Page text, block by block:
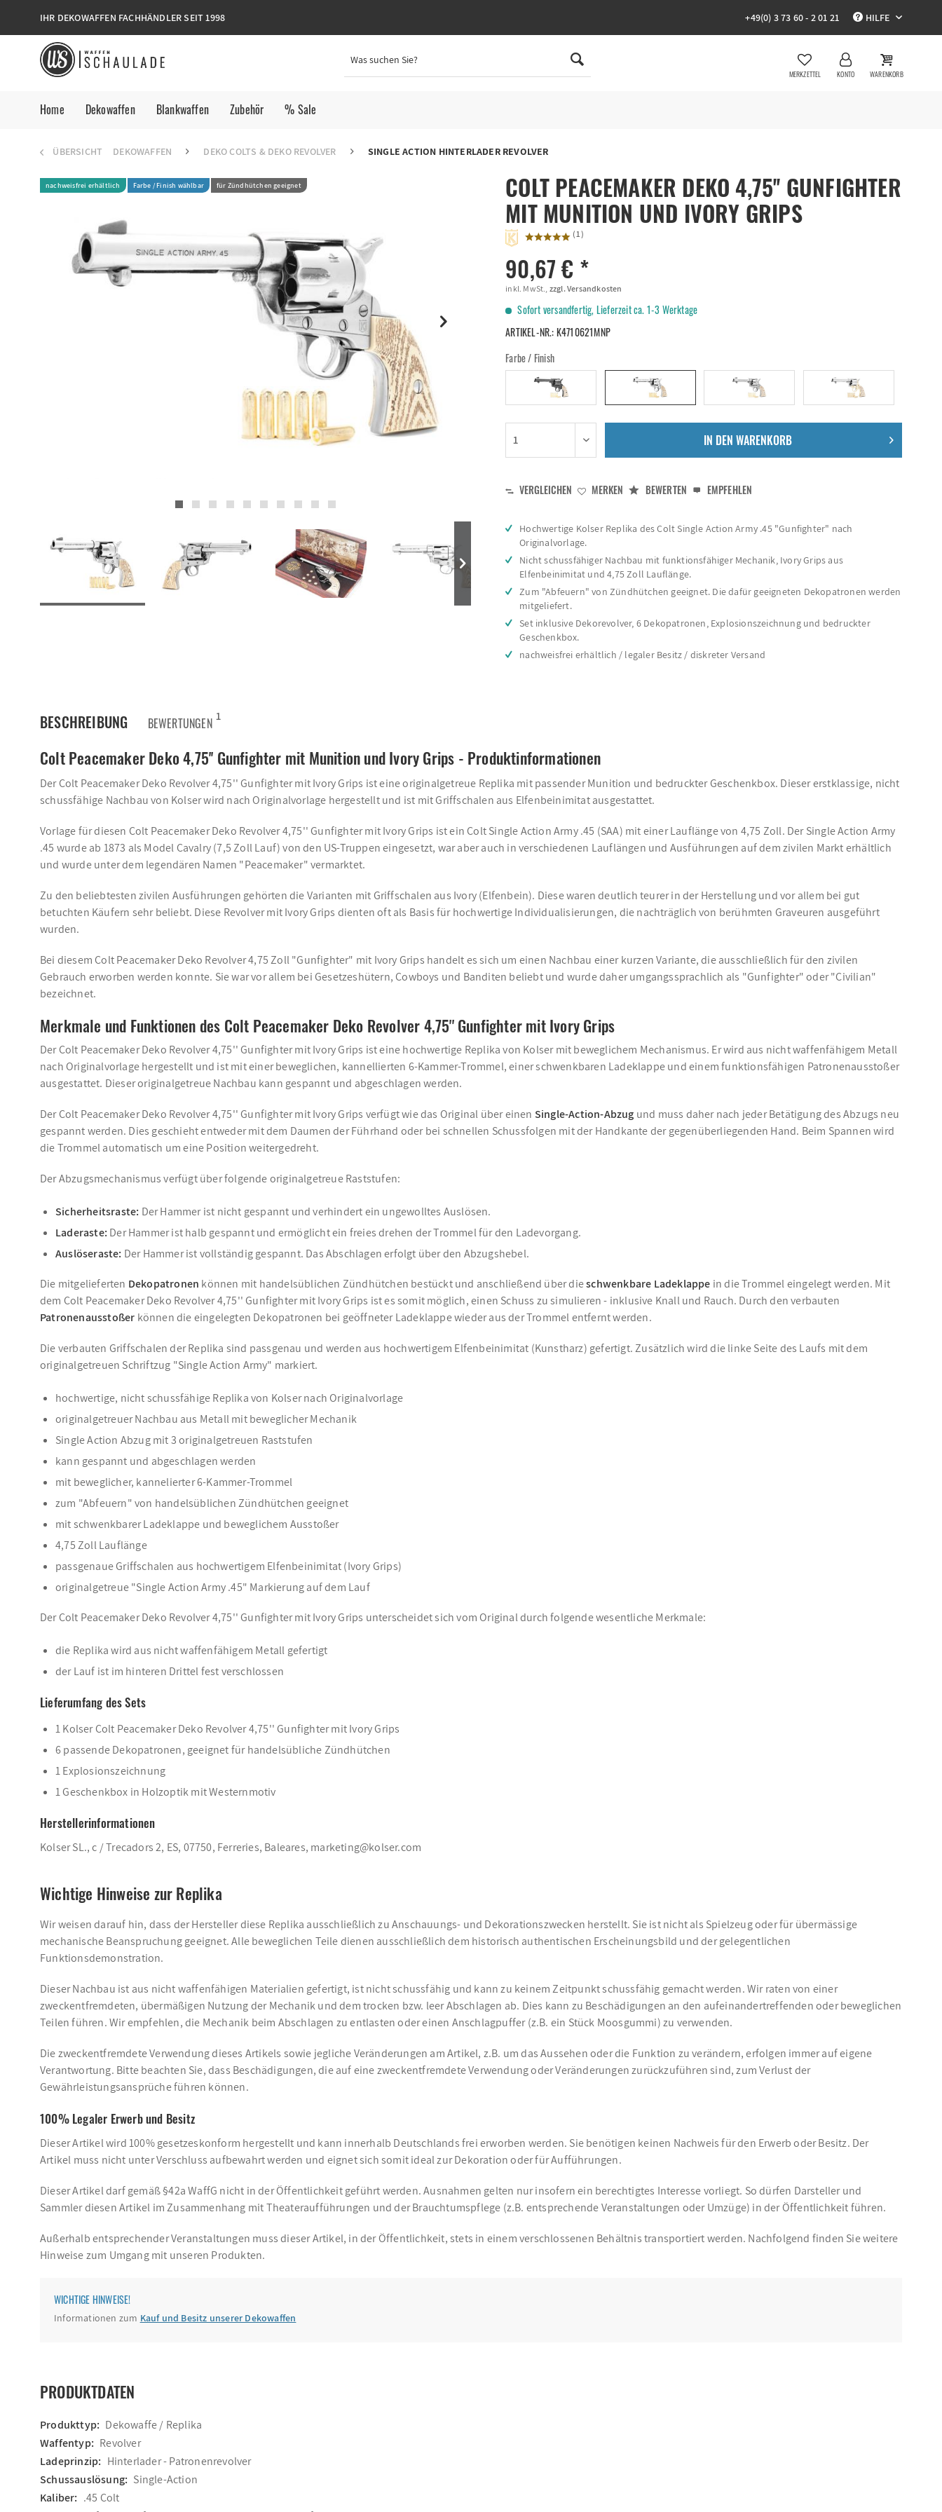
IHR DEKOWAFFEN FACHHÄNDLER SEIT 1998 +49(0) 3 73 60 - 2 01 21 HILFE
MERKZETTEL KONTO WARENKORB
Home Dekowaffen Blankwaffen Zubehör % Sale
ÜBERSICHT DEKOWAFFEN DEKO COLTS & DEKO REVOLVER SINGLE ACTION HINTERLADER REVOLVER
COLT PEACEMAKER DEKO 4,75'' GUNFIGHTER
MIT MUNITION UND IVORY GRIPS
(1)
nachweisfrei erhältlich Farbe / Finish wählbar für Zündhütchen geeignet
90,67 € *
inkl. MwSt., zzgl. Versandkosten
Sofort versandfertig, Lieferzeit ca. 1-3 Werktage
ARTIKEL-NR.:K4710621MNP
Farbe / Finish
IN DEN WARENKORB
VERGLEICHEN MERKEN BEWERTEN EMPFEHLEN
Hochwertige Kolser Replika des Colt Single Action Army .45 "Gunfighter" nach
Originalvorlage.
Nicht schussfähiger Nachbau mit funktionsfähiger Mechanik, Ivory Grips aus
Elfenbeinimitat und 4,75 Zoll Lauflänge.
Zum "Abfeuern" von Zündhütchen geeignet. Die dafür geeigneten Dekopatronen werden
mitgeliefert.
Set inklusive Dekorevolver, 6 Dekopatronen, Explosionszeichnung und bedruckter
Geschenkbox.
nachweisfrei erhältlich / legaler Besitz / diskreter Versand
BESCHREIBUNG BEWERTUNGEN 1
Colt Peacemaker Deko 4,75'' Gunfighter mit Munition und Ivory Grips - Produktinformationen
Der Colt Peacemaker Deko Revolver 4,75'' Gunfighter mit Ivory Grips ist eine originalgetreue Replika mit passender Munition und bedruckter Geschenkbox. Dieser erstklassige, nicht
schussfähige Nachbau von Kolser wird nach Originalvorlage hergestellt und ist mit Griffschalen aus Elfenbeinimitat ausgestattet.
Vorlage für diesen Colt Peacemaker Deko Revolver 4,75'' Gunfighter mit Ivory Grips ist ein Colt Single Action Army .45 (SAA) mit einer Lauflänge von 4,75 Zoll. Der Single Action Army
.45 wurde ab 1873 als Model Cavalry (7,5 Zoll Lauf) von den US-Truppen eingesetzt, war aber auch in verschiedenen Lauflängen und Ausführungen auf dem zivilen Markt erhältlich
und wurde unter dem legendären Namen "Peacemaker" vermarktet.
Zu den beliebtesten zivilen Ausführungen gehörten die Varianten mit Griffschalen aus Ivory (Elfenbein). Diese waren deutlich teurer in der Herstellung und vor allem bei gut
betuchten Käufern sehr beliebt. Diese Revolver mit Ivory Grips dienten oft als Basis für hochwertige Individualisierungen, die nachträglich von berühmten Graveuren ausgeführt
wurden.
Bei diesem Colt Peacemaker Deko Revolver 4,75 Zoll "Gunfighter" mit Ivory Grips handelt es sich um einen Nachbau einer kurzen Variante, die ausschließlich für den zivilen
Gebrauch erworben werden konnte. Sie war vor allem bei Gesetzeshütern, Cowboys und Banditen beliebt und wurde daher umgangssprachlich als "Gunfighter" oder "Civilian"
bezeichnet.
Merkmale und Funktionen des Colt Peacemaker Deko Revolver 4,75'' Gunfighter mit Ivory Grips
Der Colt Peacemaker Deko Revolver 4,75'' Gunfighter mit Ivory Grips ist eine hochwertige Replika von Kolser mit beweglichem Mechanismus. Er wird aus nicht waffenfähigem Metall
nach Originalvorlage hergestellt und ist mit einer beweglichen, kannellierten 6-Kammer-Trommel, einer schwenkbaren Ladeklappe und einem funktionsfähigen Patronenausstoßer
ausgestattet. Dieser originalgetreue Nachbau kann gespannt und abgeschlagen werden.
Der Colt Peacemaker Deko Revolver 4,75'' Gunfighter mit Ivory Grips verfügt wie das Original über einen Single-Action-Abzug und muss daher nach jeder Betätigung des Abzugs neu
gespannt werden. Dies geschieht entweder mit dem Daumen der Führhand oder bei schnellen Schussfolgen mit der Handkante der gegenüberliegenden Hand. Beim Spannen wird
die Trommel automatisch um eine Position weitergedreht.
Der Abzugsmechanismus verfügt über folgende originalgetreue Raststufen:
Sicherheitsraste: Der Hammer ist nicht gespannt und verhindert ein ungewolltes Auslösen.
Laderaste: Der Hammer ist halb gespannt und ermöglicht ein freies drehen der Trommel für den Ladevorgang.
Auslöseraste: Der Hammer ist vollständig gespannt. Das Abschlagen erfolgt über den Abzugshebel.
Die mitgelieferten Dekopatronen können mit handelsüblichen Zündhütchen bestückt und anschließend über dieschwenkbare Ladeklappe in die Trommel eingelegt werden. Mit
dem Colt Peacemaker Deko Revolver 4,75'' Gunfighter mit Ivory Grips ist es somit möglich, einen Schuss zu simulieren - inklusive Knall und Rauch. Durch den verbauten
Patronenausstoßer können die eingelegten Dekopatronen bei geöffneter Ladeklappe wieder aus der Trommel entfernt werden.
Die verbauten Griffschalen der Replika sind passgenau und werden aus hochwertigem Elfenbeinimitat (Kunstharz) gefertigt. Zusätzlich wird die linke Seite des Laufs mit dem
originalgetreuen Schriftzug "Single Action Army" markiert.
hochwertige, nicht schussfähige Replika von Kolser nach Originalvorlage
originalgetreuer Nachbau aus Metall mit beweglicher Mechanik
Single Action Abzug mit 3 originalgetreuen Raststufen
kann gespannt und abgeschlagen werden
mit beweglicher, kannelierter 6-Kammer-Trommel
zum "Abfeuern" von handelsüblichen Zündhütchen geeignet
mit schwenkbarer Ladeklappe und beweglichem Ausstoßer
4,75 Zoll Lauflänge
passgenaue Griffschalen aus hochwertigem Elfenbeinimitat (Ivory Grips)
originalgetreue "Single Action Army .45" Markierung auf dem Lauf
Der Colt Peacemaker Deko Revolver 4,75'' Gunfighter mit Ivory Grips unterscheidet sich vom Original durch folgende wesentliche Merkmale:
die Replika wird aus nicht waffenfähigem Metall gefertigt
der Lauf ist im hinteren Drittel fest verschlossen
Lieferumfang des Sets
1 Kolser Colt Peacemaker Deko Revolver 4,75'' Gunfighter mit Ivory Grips
6 passende Dekopatronen, geeignet für handelsübliche Zündhütchen
1 Explosionszeichnung
1 Geschenkbox in Holzoptik mit Westernmotiv
Herstellerinformationen
Kolser SL., c / Trecadors 2, ES, 07750, Ferreries, Baleares, marketing@kolser.com
Wichtige Hinweise zur Replika
Wir weisen darauf hin, dass der Hersteller diese Replika ausschließlich zu Anschauungs- und Dekorationszwecken herstellt. Sie ist nicht als Spielzeug oder für übermässige
mechanische Beanspruchung geeignet. Alle beweglichen Teile dienen ausschließlich dem historisch authentischen Erscheinungsbild und der gelegentlichen
Funktionsdemonstration.
Dieser Nachbau ist aus nicht waffenfähigen Materialien gefertigt, ist nicht schussfähig und kann zu keinem Zeitpunkt schussfähig gemacht werden. Wir raten von einer
zweckentfremdeten, übermäßigen Nutzung der Mechanik und dem trocken bzw. leer Abschlagen ab. Dies kann zu Beschädigungen an den aufeinandertreffenden oder beweglichen
Teilen führen. Wir empfehlen, die Mechanik beim Abschlagen zu entlasten oder einen Anschlagpuffer (z.B. ein Stück Moosgummi) zu verwenden.
Die zweckentfremdete Verwendung dieses Artikels sowie jegliche Veränderungen am Artikel, z.B. um das Aussehen oder die Funktion zu verändern, erfolgen immer auf eigene
Verantwortung. Bitte beachten Sie, dass Beschädigungen, die auf eine zweckentfremdete Verwendung oder Veränderungen zurückzuführen sind, zum Verlust der
Gewährleistungsansprüche führen können.
100% Legaler Erwerb und Besitz
Dieser Artikel wird 100% gesetzeskonform hergestellt und kann innerhalb Deutschlands frei erworben werden. Sie benötigen keinen Nachweis für den Erwerb oder Besitz. Der
Artikel muss nicht unter Verschluss aufbewahrt werden und eignet sich somit ideal zur Dekoration oder für Aufführungen.
Dieser Artikel darf gemäß §42a WaffG nicht in der Öffentlichkeit geführt werden. Ausnahmen gelten nur insofern ein berechtigtes Interesse vorliegt. So dürfen Darsteller und
Sammler diesen Artikel im Zusammenhang mit Theateraufführungen und der Brauchtumspflege (z.B. entsprechende Veranstaltungen oder Umzüge) in der Öffentlichkeit führen.
Außerhalb entsprechender Veranstaltungen muss dieser Artikel, in der Öffentlichkeit, stets in einem verschlossenen Behältnis transportiert werden. Nachfolgend finden Sie weitere
Hinweise zum Umgang mit unseren Produkten.
WICHTIGE HINWEISE!
Informationen zum Kauf und Besitz unserer Dekowaffen
PRODUKTDATEN
Produkttyp: Dekowaffe / Replika
Waffentyp: Revolver
Ladeprinzip: Hinterlader - Patronenrevolver
Schussauslösung: Single-Action
Kaliber: .45 Colt